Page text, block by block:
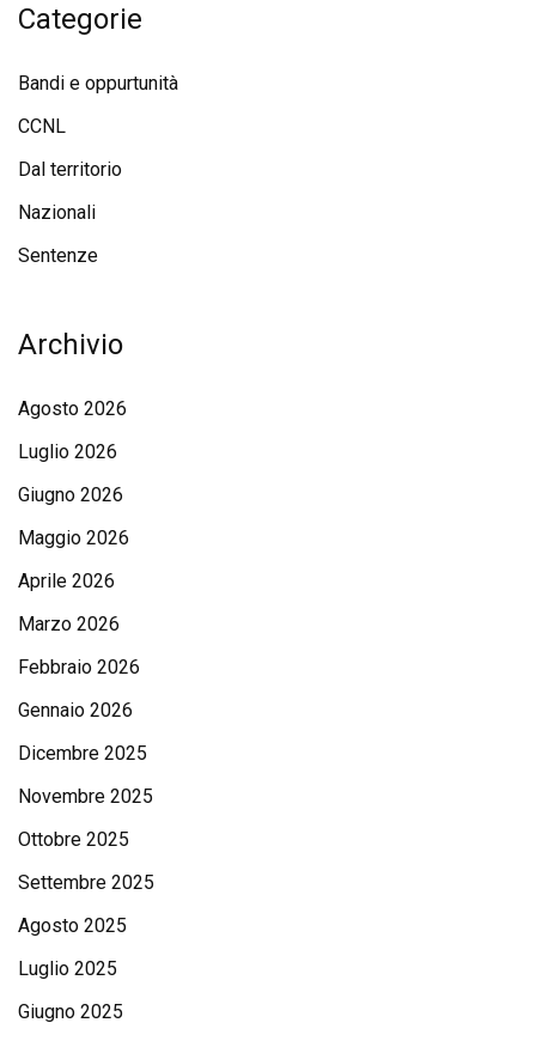
Categorie
Bandi e oppurtunità
CCNL
Dal territorio
Nazionali
Sentenze
Archivio
Agosto 2026
Luglio 2026
Giugno 2026
Maggio 2026
Aprile 2026
Marzo 2026
Febbraio 2026
Gennaio 2026
Dicembre 2025
Novembre 2025
Ottobre 2025
Settembre 2025
Agosto 2025
Luglio 2025
Giugno 2025